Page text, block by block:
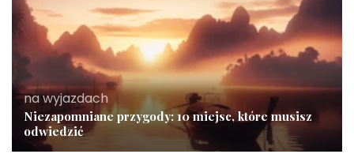
na wyjazdach
Niezapomniane przygody: 10 miejsc, które musisz
odwiedzić